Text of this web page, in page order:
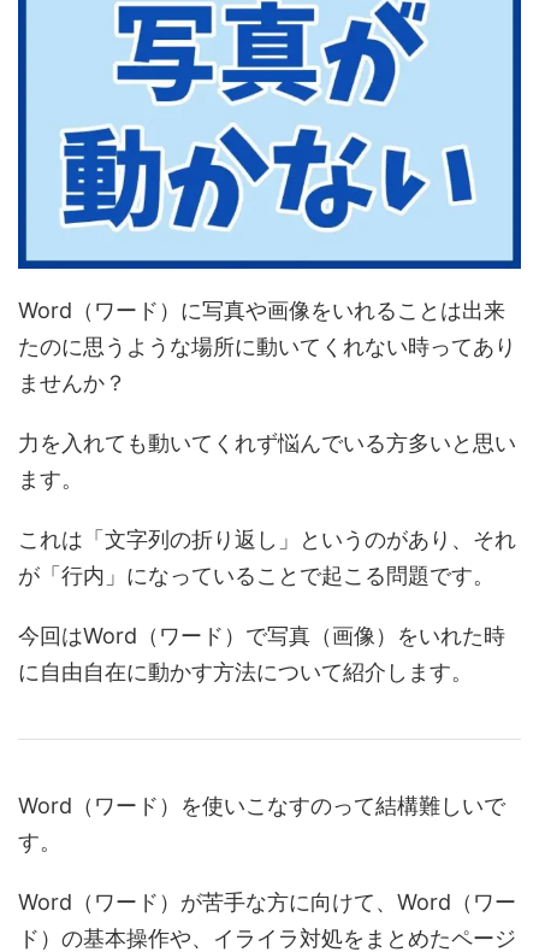
Word（ワード）に写真や画像をいれることは出来
たのに思うような場所に動いてくれない時ってあり
ませんか？
力を入れても動いてくれず悩んでいる方多いと思い
ます。
これは「文字列の折り返し」というのがあり、それ
が「行内」になっていることで起こる問題です。
今回はWord（ワード）で写真（画像）をいれた時
に自由自在に動かす方法について紹介します。
Word（ワード）を使いこなすのって結構難しいで
す。
Word（ワード）が苦手な方に向けて、Word（ワー
ド）の基本操作や、イライラ対処をまとめたページ